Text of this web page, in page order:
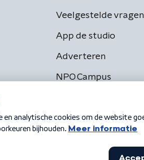
Veelgestelde vragen
App de studio
Adverteren
NPO Campus